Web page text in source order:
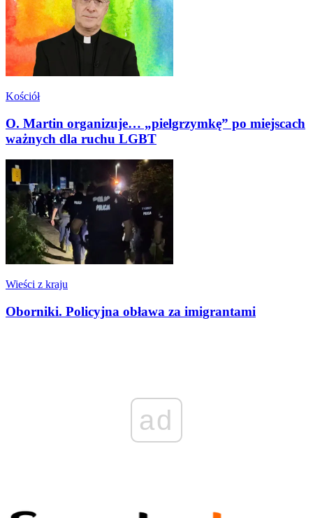
Kościół
O. Martin organizuje… „pielgrzymkę” po miejscach
ważnych dla ruchu LGBT
Wieści z kraju
Oborniki. Policyjna obława za imigrantami
ad